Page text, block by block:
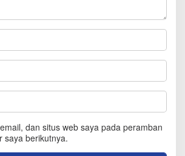
dan situs web saya pada peramban
saya berikutnya.